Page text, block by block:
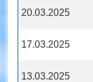
20.03.2025
17.03.2025
13.03.2025